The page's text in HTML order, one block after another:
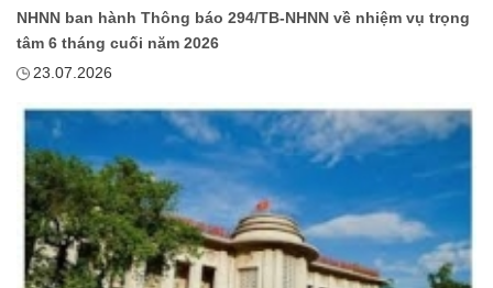
NHNN ban hành Thông báo 294/TB-NHNN về nhiệm vụ trọng
tâm 6 tháng cuối năm 2026
23.07.2026